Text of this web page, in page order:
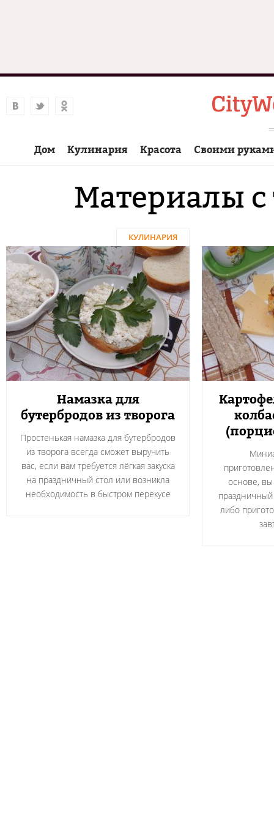
Дом Кулинария Красота Своими
Материалы с
КУЛИНАРИЯ
Намазка для
бутербродов из творога
Простенькая намазка для бутербродов
из творога всегда сможет выручить
вас, если вам требуется лёгкая закуска
на праздничный стол или возникла
необходимость в быстром перекусе
основе, вы
праздничный
либо
Страницы